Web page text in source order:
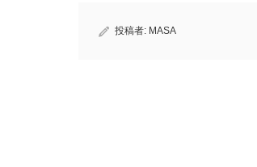
投稿者: MASA